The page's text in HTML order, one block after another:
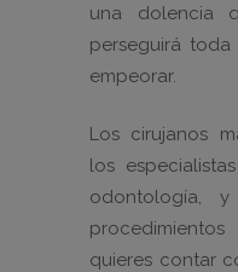
una dolencia
perseguirá
empeorar.
Los cirujanos
los
odontología,
quieres contar